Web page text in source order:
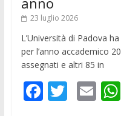
23 luglio 2026
L’Università di Padova
per l’anno accademico
assegnati e altri 85 in
F T E